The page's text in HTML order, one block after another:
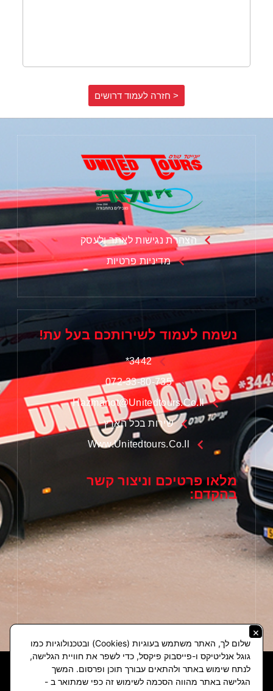
< חזרה לעמוד דרושים
הצהרת נגישות לאתר ולעסק
מדיניות פרטיות
נשמח לעמוד לשירותכם בעל עת!
3442*
072-33-80-735
Hazmanot@unitedtours.co.il
שירות בכל הארץ
Www.unitedtours.co.il
מלאו פרטיכם וניצור קשר
בהקדם:
×
שלום לך, האתר משתמש בעוגיות (Cookies) ובטכנולוגיות כמו
גוגל אנליטיקס ו-פייסבוק פיקסל, כדי לשפר את חוויית הגלישה,
לנתח שימוש באתר ולהתאים עבורך תוכן ופרסום. המשך
הגלישה באתר מהווה הסכמה לשימוש זה כפי שמתואר ב -